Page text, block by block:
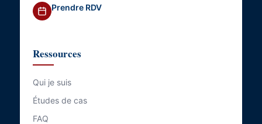
Prendre RDV
Ressources
Qui je suis
Études de cas
FAQ